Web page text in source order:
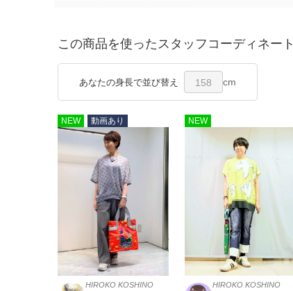
この商品を使ったスタッフコーディネート
あなたの身長で並び替え 158 cm
NEW 動画あり
HIROKO KOSHINO
NEW
HIROKO KOSHINO